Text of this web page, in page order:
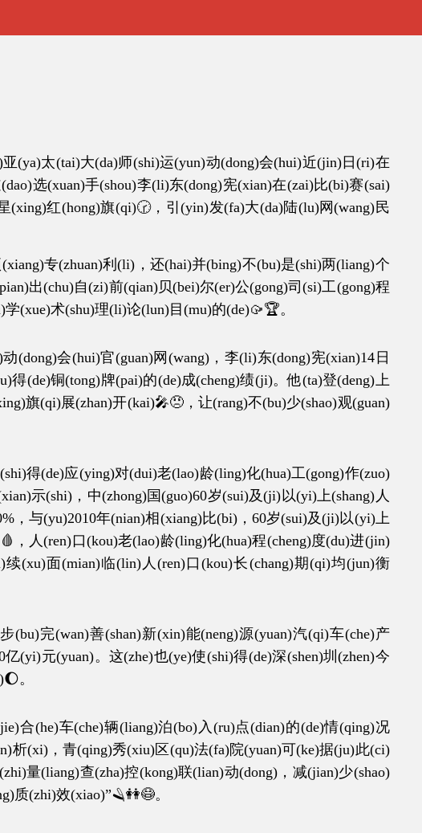
太(tai)大(da)师(shi)运(yun)动(dong)会(hui)近(jin)日(ri)在
选(xuan)手(shou)李(li)东(dong)宪(xian)在(zai)比(bi)赛(sai)
(xing)红(hong)旗(qi)🕝，引(yin)发(fa)大(da)陆(lu)网(wang)民
专(zhuan)利(li)，还(hai)并(bing)不(bu)是(shi)两(liang)个
出(chu)自(zi)前(qian)贝(bei)尔(er)公(gong)司(si)工(gong)程
(xue)术(shu)理(li)论(lun)目(mu)的(de)🥠🏆。
会(hui)官(guan)网(wang)，李(li)东(dong)宪(xian)14日
得(de)铜(tong)牌(pai)的(de)成(cheng)绩(ji)。他(ta)登(deng)上
旗(qi)展(zhan)开(kai)🎤😠，让(rang)不(bu)少(shao)观(guan)
(de)应(ying)对(dui)老(lao)龄(ling)化(hua)工(gong)作(zuo)
示(shi)，中(zhong)国(guo)60岁(sui)及(ji)以(yi)上(shang)人
，与(yu)2010年(nian)相(xiang)比(bi)，60岁(sui)及(ji)以(yi)上
，人(ren)口(kou)老(lao)龄(ling)化(hua)程(cheng)度(du)进(jin)
(xu)面(mian)临(lin)人(ren)口(kou)长(chang)期(qi)均(jun)衡
完(wan)善(shan)新(xin)能(neng)源(yuan)汽(qi)车(che)产
(yi)元(yuan)。这(zhe)也(ye)使(shi)得(de)深(shen)圳(zhen)今
。
(he)车(che)辆(liang)泊(bo)入(ru)点(dian)的(de)情(qing)况
析(xi)，青(qing)秀(xiu)区(qu)法(fa)院(yuan)可(ke)据(ju)此(ci)
量(liang)查(zha)控(kong)联(lian)动(dong)，减(jian)少(shao)
质(zhi)效(xiao)”🪒👭😷。